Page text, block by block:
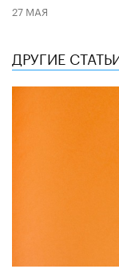
27 МАЯ
ДРУГИЕ